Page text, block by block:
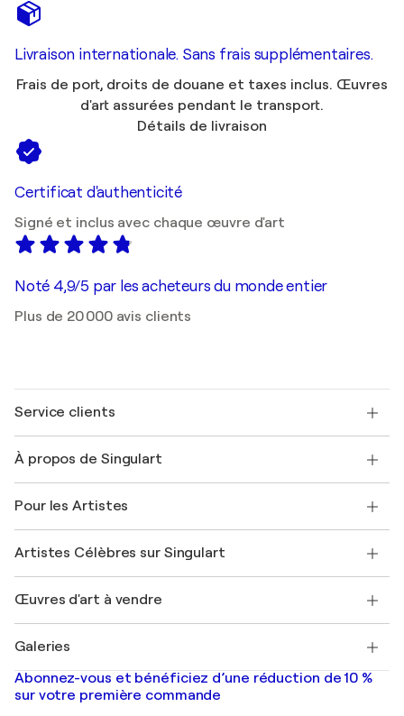
Livraison internationale. Sans frais supplémentaires.
Frais de port, droits de douane et taxes inclus. Œuvres
d'art assurées pendant le transport.
Détails de livraison
Certificat d'authenticité
Signé et inclus avec chaque œuvre d'art
Noté 4,9/5 par les acheteurs du monde entier
Plus de 20 000 avis clients
Service clients
Expédition
Offrir une carte cadeau
Rejoignez notre programme commercial
Mon compte
+33 1 76 44 06 42
À propos de Singulart
FAQ
Magazine Singulart
Emplois
Découvrez une sélection d'art original
Pour les Artistes
Se connecter en tant qu'Artiste
Artistes Célèbres sur Singulart
Marc Chagall
Banksy
Mr. Brainwash
Shepard Fairey
Œuvres d'art à vendre
Tableaux abstraits à vendre
Peintures de paysage
Estampes
Galeries
Galeries d'art en France
Galeries d'art en Belgique
Abonnez-vous et bénéficiez d’une réduction de 10 %
sur votre première commande